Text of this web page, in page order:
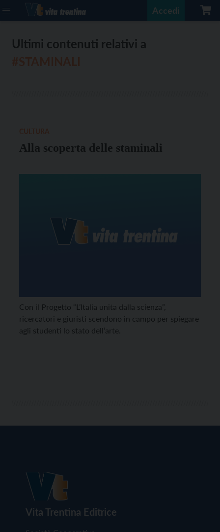
Accedi
Ultimi contenuti relativi a
Alla scoperta delle staminali
Con il Progetto “L’Italia unita dalla scienza”,
ricercatori e giuristi scendono in campo per spiegare
agli studenti lo stato dell’arte.
Vita Trentina Editrice